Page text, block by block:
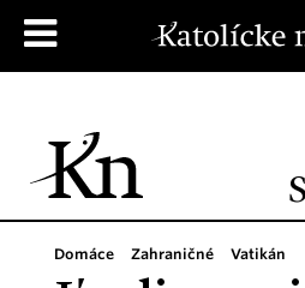
Domáce Zahraničné Vatikán